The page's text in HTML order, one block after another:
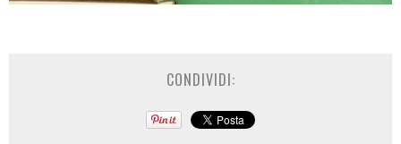
CONDIVIDI: